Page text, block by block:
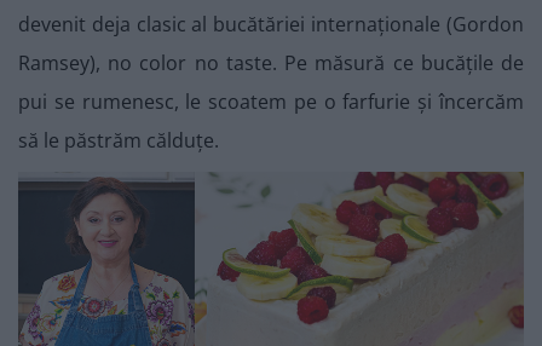
devenit deja clasic al bucătăriei internaționale (Gordon
Ramsey), no color no taste. Pe măsură ce bucățile de
pui se rumenesc, le scoatem pe o farfurie și încercăm
să le păstrăm călduțe.